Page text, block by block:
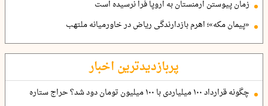
زمان پیوستن ارمنستان به اروپا فرا نرسیده است
«پیمان مکه»؛ اهرم بازدارندگی ریاض در خاورمیانه ملتهب
پربازدیدترین اخبار
چگونه قرارداد ۱۰۰ میلیاردی با ۱۰۰ میلیون تومان دود شد؟ حراج ستاره